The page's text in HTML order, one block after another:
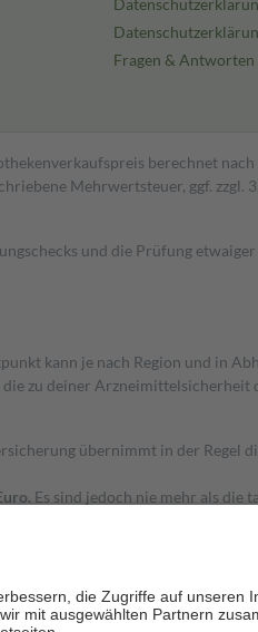
Fragen & Antworten
berechnet nach
Mehrwertsteuer, ggf. zzgl.
und die Prüfung
kann je nach Region und in
zu deiner Arzneimittelsicherheit
übernimmt in der Regel
Es sind jedoch nie mehr als die
Zuzahlungen an bei: